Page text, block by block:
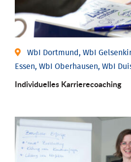
WbI Dortmund, WbI
Essen, WbI Oberhausen, WbI
Individu­elles Karrierecoaching